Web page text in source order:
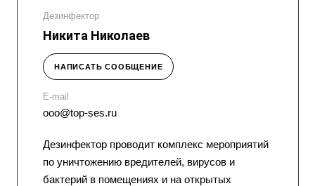
Дезинфектор
Никита Николаев
НАПИСАТЬ СООБЩЕНИЕ
E-mail
ooo@top-ses.ru
Дезинфектор проводит комплекс мероприятий
по уничтожению вредителей, вирусов и
бактерий в помещениях и на открытых